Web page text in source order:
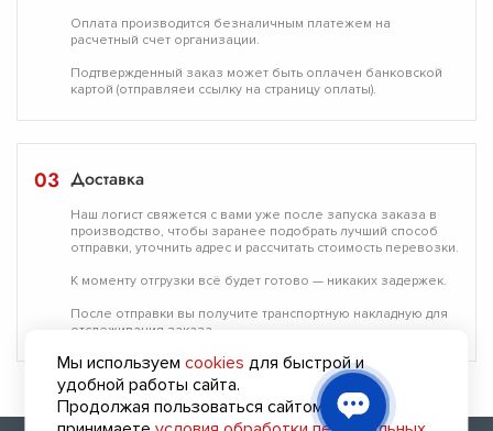
Оплата производится безналичным платежем на
расчетный счет организации.
Подтвержденный заказ может быть оплачен банковской
картой (отправляеи ссылку на страницу оплаты).
03 Доставка
Наш логист свяжется с вами уже после запуска заказа в
производство, чтобы заранее подобрать лучший способ
отправки, уточнить адрес и рассчитать стоимость перевозки.
К моменту отгрузки всё будет готово — никаких задержек.
После отправки вы получите транспортную накладную для
отслеживания заказа.
Мы используемcookies для быстрой и
удобной работы сайта.
Продолжая пользоваться сайтом, вы